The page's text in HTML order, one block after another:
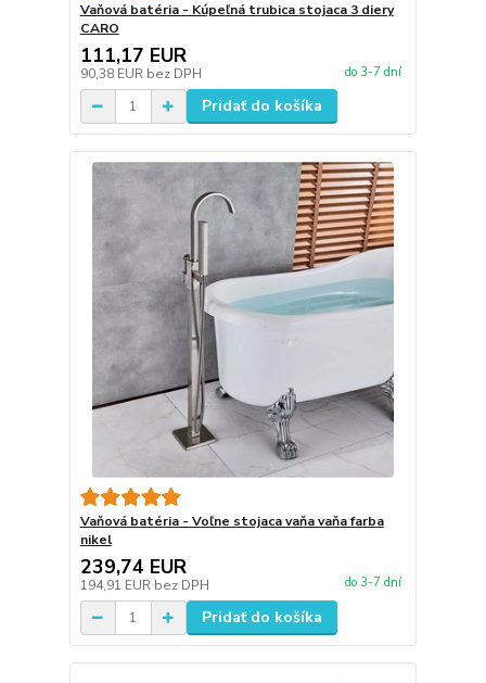
Vaňová batéria - Kúpeľná trubica stojaca 3 diery
CARO
111,17 EUR
90,38 EUR bez DPH do 3-7 dní
Pridať do košíka
Vaňová batéria - Voľne stojaca vaňa vaňa farba
nikel
239,74 EUR
194,91 EUR bez DPH do 3-7 dní
Pridať do košíka